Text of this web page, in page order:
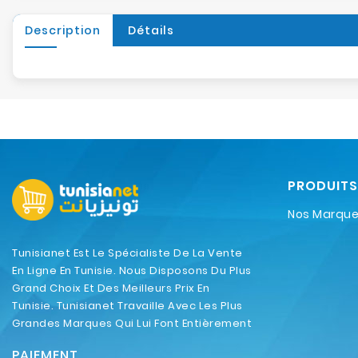
Description Détails
Tunisianet Est Le Spécialiste De La Vente
En Ligne En Tunisie. Nous Disposons Du Plus
Grand Choix Et Des Meilleurs Prix En
Tunisie. Tunisianet Travaille Avec Les Plus
Grandes Marques Qui Lui Font Entièrement
PRODUITS
Nos